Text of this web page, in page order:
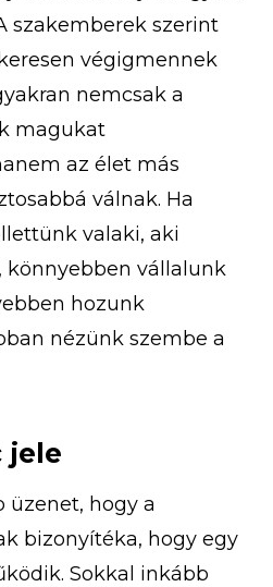
szakemberek szerint
végigmennek
nemcsak a
magukat
az élet más
válnak. Ha
valaki, aki
vállalunk
hozunk
nézünk szembe a
jele
üzenet, hogy a
bizonyítéka, hogy egy
Sokkal inkább